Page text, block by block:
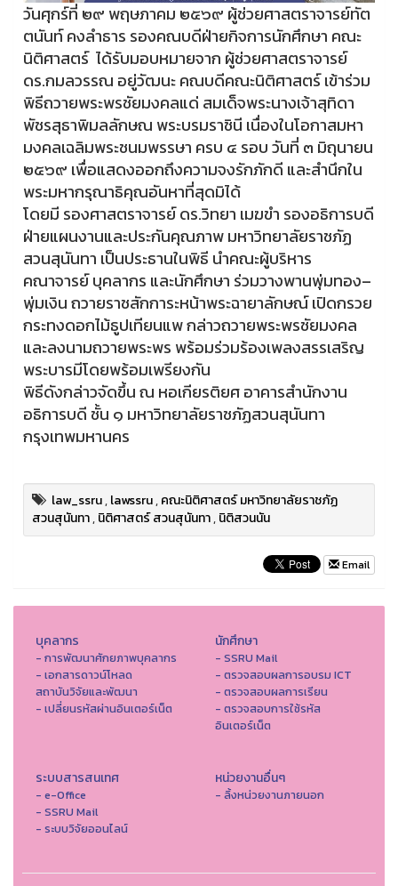
วันศุกร์ที่ ๒๙ พฤษภาคม ๒๕๖๙ ผู้ช่วยศาสตราจารย์ทัต
ตนันท์ คงลำธาร รองคณบดีฝ่ายกิจการนักศึกษา คณะ
นิติศาสตร์ ได้รับมอบหมายจาก ผู้ช่วยศาสตราจารย์
ดร.กมลวรรณ อยู่วัฒนะ คณบดีคณะนิติศาสตร์ เข้าร่วม
พิธีถวายพระพรชัยมงคลแด่ สมเด็จพระนางเจ้าสุทิดา
พัชรสุธาพิมลลักษณ พระบรมราชินี เนื่องในโอกาสมหา
มงคลเฉลิมพระชนมพรรษา ครบ ๔ รอบ วันที่ ๓ มิถุนายน
๒๕๖๙ เพื่อแสดงออกถึงความจงรักภักดี และสำนึกใน
พระมหากรุณาธิคุณอันหาที่สุดมิได้
โดยมี รองศาสตราจารย์ ดร.วิทยา เมฆขำ รองอธิการบดี
ฝ่ายแผนงานและประกันคุณภาพ มหาวิทยาลัยราชภัฏ
สวนสุนันทา เป็นประธานในพิธี นำคณะผู้บริหาร
คณาจารย์ บุคลากร และนักศึกษา ร่วมวางพานพุ่มทอง–
พุ่มเงิน ถวายราชสักการะหน้าพระฉายาลักษณ์ เปิดกรวย
กระทงดอกไม้ธูปเทียนแพ กล่าวถวายพระพรชัยมงคล
และลงนามถวายพระพร พร้อมร่วมร้องเพลงสรรเสริญ
พระบารมีโดยพร้อมเพรียงกัน
พิธีดังกล่าวจัดขึ้น ณ หอเกียรติยศ อาคารสำนักงาน
อธิการบดี ชั้น ๑ มหาวิทยาลัยราชภัฏสวนสุนันทา
กรุงเทพมหานคร
law_ssru,lawssru,คณะนิติศาสตร์ มหาวิทยาลัยราชภัฏ
สวนสุนันทา,นิติศาสตร์ สวนสุนันทา,นิติสวนนัน
Email
บุคลากร
- การพัฒนาศักยภาพบุคลากร
- เอกสารดาวน์โหลด
สถาบันวิจัยและพัฒนา
- เปลี่ยนรหัสผ่านอินเตอร์เน็ต
นักศึกษา
- SSRU Mail
- ตรวจสอบผลการอบรม ICT
- ตรวจสอบผลการเรียน
- ตรวจสอบการใช้รหัส
อินเตอร์เน็ต
ระบบสารสนเทศ
- e-Office
- SSRU Mail
- ระบบวิจัยออนไลน์
หน่วยงานอื่นๆ
- ลิ้งหน่วยงานภายนอก